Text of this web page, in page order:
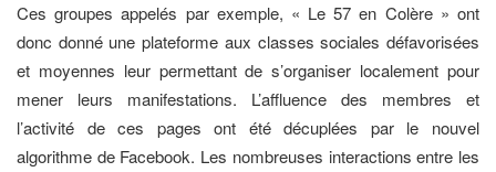
Ces groupes appelés par exemple, « Le 57 en Colère » ont
donc donné une plateforme aux classes sociales défavorisées
et moyennes leur permettant de s’organiser localement pour
mener leurs manifestations. L’affluence des membres et
l’activité de ces pages ont été décuplées par le nouvel
algorithme de Facebook. Les nombreuses interactions entre les